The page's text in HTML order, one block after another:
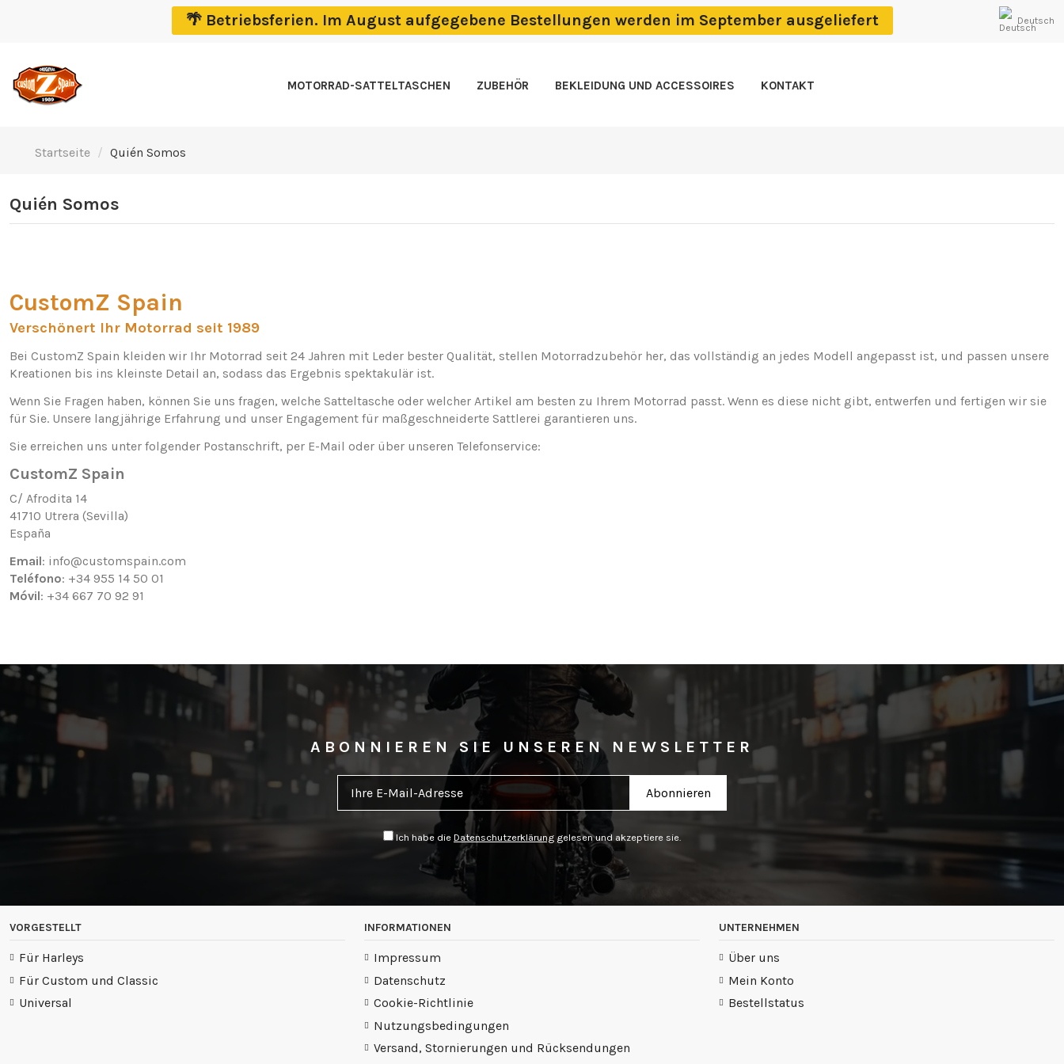
🌴 Betriebsferien. Im August aufgegebene Bestellungen werden im September ausgeliefert Deutsch
MOTORRAD-SATTELTASCHEN ZUBEHÖR BEKLEIDUNG UND ACCESSOIRES KONTAKT
Startseite Quién Somos
Quién Somos
CustomZ Spain
Verschönert Ihr Motorrad seit 1989
Bei CustomZ Spain kleiden wir Ihr Motorrad seit 24 Jahren mit Leder bester Qualität, stellen Motorradzubehör her, das vollständig an jedes Modell angepasst ist, und passen unsere
Kreationen bis ins kleinste Detail an, sodass das Ergebnis spektakulär ist.
Wenn Sie Fragen haben, können Sie uns fragen, welche Satteltasche oder welcher Artikel am besten zu Ihrem Motorrad passt. Wenn es diese nicht gibt, entwerfen und fertigen wir sie
für Sie. Unsere langjährige Erfahrung und unser Engagement für maßgeschneiderte Sattlerei garantieren uns.
Sie erreichen uns unter folgender Postanschrift, per E-Mail oder über unseren Telefonservice:
CustomZ Spain
C/ Afrodita 14
41710 Utrera (Sevilla)
España
Email: info@customspain.com
Teléfono: +34 955 14 50 01
Móvil: +34 667 70 92 91
ABONNIEREN SIE UNSEREN NEWSLETTER
Ich habe die Datenschutzerklärung gelesen und akzeptiere sie.
VORGESTELLT
Für Harleys
Für Custom und Classic
Universal
INFORMATIONEN
Impressum
Datenschutz
Cookie-Richtlinie
Nutzungsbedingungen
Versand, Stornierungen und Rücksendungen
UNTERNEHMEN
Über uns
Mein Konto
Bestellstatus